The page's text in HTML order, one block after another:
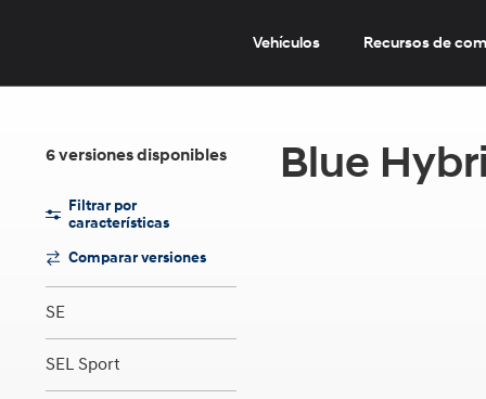
Vehículos Recursos de
6versionesdisponibles
SE
SEL Sport
Filtrarpor
características
Comparar versiones
Blue